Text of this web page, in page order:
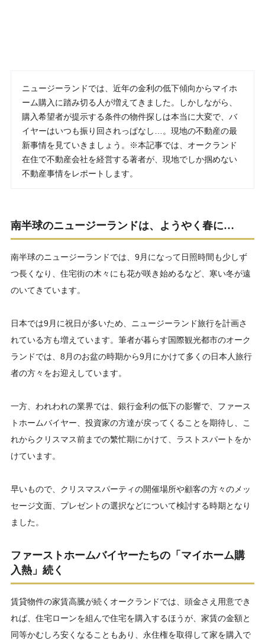
ニュージーランドでは、近年の金利の低下傾向からマイホ
ーム購入に踏み切る人が増えてきました。しかしながら、
購入希望者が提示する条件の物件探しは本当に大変で、バ
イヤーはいつも振り回されっぱなし…。現地の不動産の最
新事情を見ていきましょう。※本記事では、オークランド
在住で不動産会社を経営する著者が、現地でしか掴めない
不動産事情をレポートします。
南半球のニュージーランドは、ようやく春に…
南半球のニュージーランドでは、9月になって日照時間も少しず
つ長くなり、住宅街の木々にも花が咲き始めるなど、寒い冬が遠
のいてきています。
日本では9月に祝日が多いため、ニュージーランド旅行を計画さ
れている方も増えています。筆者が暮らす国際観光都市のオーク
ランドでは、8月のお盆の時期から9月にかけて多くの日本人旅行
者の方々をお迎えしています。
一方、われわれの業界では、銀行金利の低下の影響で、ファース
トホームバイヤー、投資家の方達が戻ってくることを期待し、こ
れからクリスマス前までの繁忙期にかけて、ラストスパートをか
けています。
早いもので、クリスマスパーティの開催場所や顧客の方々のメッ
セージ文面、プレゼントの選択などについて検討する時期となり
ました。
ファーストホームバイヤーたちの「マイホーム購
入熱」続く
賃貸物件の家賃高騰が続くオークランドでは、頭金さえ用意でき
れば、住宅ローンを組んで住宅を購入するほうが、家賃の金額と
同等かむしろ安くなることもあり、永住権を取得して家を購入で